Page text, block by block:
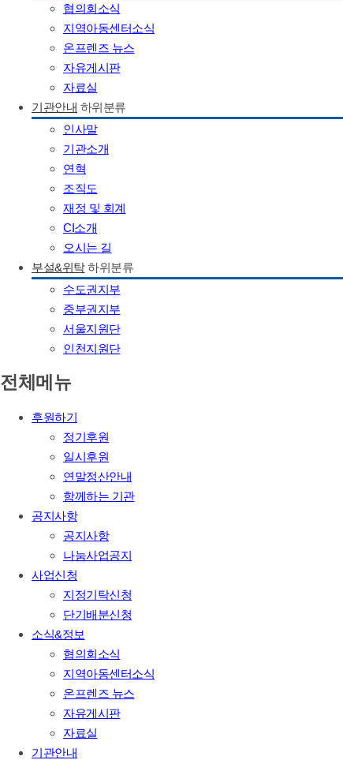
협의회소식
지역아동센터소식
온프렌즈 뉴스
자유게시판
자료실
기관안내 하위분류
인사말
기관소개
연혁
조직도
재정 및 회계
CI소개
오시는 길
부설&위탁 하위분류
수도권지부
중부권지부
서울지원단
인천지원단
전체메뉴
후원하기
정기후원
일시후원
연말정산안내
함께하는 기관
공지사항
공지사항
나눔사업공지
사업신청
지정기탁신청
단기배분신청
소식&정보
협의회소식
지역아동센터소식
온프렌즈 뉴스
자유게시판
자료실
기관안내